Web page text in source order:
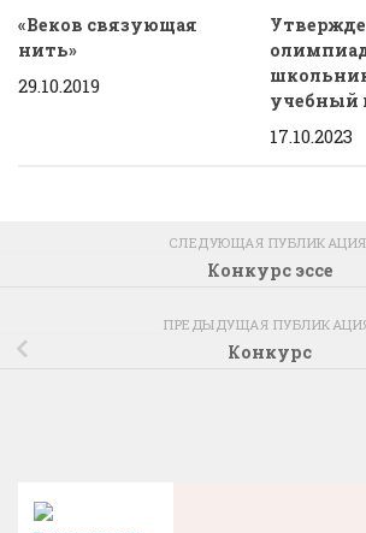
«Веков связующая
нить»
29.10.2019
учебный
17.10.2023
СЛЕДУЮЩАЯ ПУБЛИКАЦИЯ
Конкурс эссе
ПРЕДЫДУЩАЯ
Конкурс